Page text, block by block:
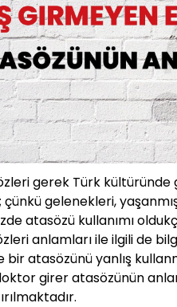
gerek Türk
gelenekleri,
atasözü kullanımı
anlamları ile ilgili de
bir atasözünü yanlış
girer atasözünün